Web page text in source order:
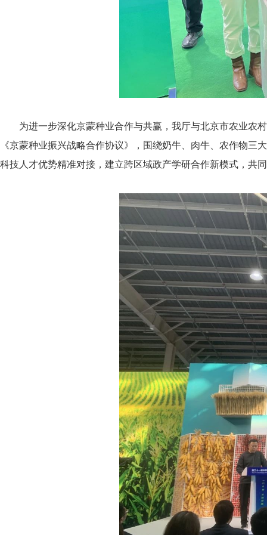
为进一步深化京蒙种业合作与共赢，我厅与北京市农业农
《京蒙种业振兴战略合作协议》，围绕奶牛、肉牛、农作物
科技人才优势精准对接，建立跨区域政产学研合作新模式，共